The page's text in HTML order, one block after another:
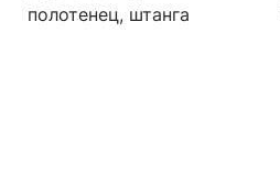
полотенец, штанга